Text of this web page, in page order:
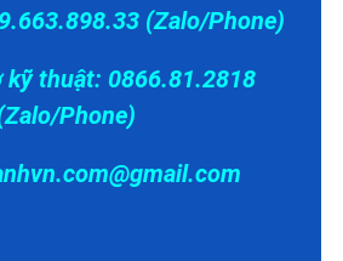
(Zalo/Phone)
kỹ thuật: 0866.81.2818
Phone)